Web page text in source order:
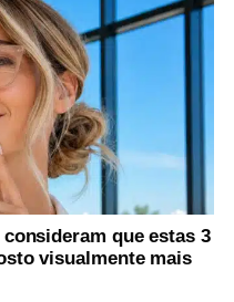
que estas 3
visualmente mais